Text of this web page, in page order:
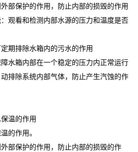
部保护的作用，防止内部的损毁的作用
观看和检测内部水源的压力和温度是否
期排除水箱内的污水的作用
水箱内部在一个稳定的压力内正常运行
排除系统内部气体，防止产生汽蚀的作
温的作用
的作用。
部保护的作用，防止内部的损毁的作